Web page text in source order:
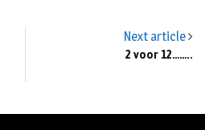
Next article
2 voor 12……..